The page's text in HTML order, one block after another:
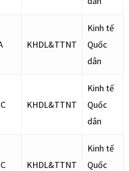
KHDL&TTNT
Kinh tế
Quốc
dân
KHDL&TTNT
Kinh tế
Quốc
dân
KHDL&TTNT
Kinh tế
Quốc